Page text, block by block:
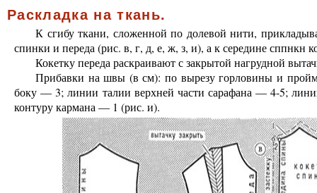
Раскладка на ткань.
К сгибу ткани, сложенной по долевой нити,
спинки и переда (рис. в, г, д, е, ж, з, и), а к середине сппнкн
Кокетку переда раскраивают с закрытой нагрудной
Прибавки на швы (в см): по вырезу горловины и
боку — 3; линии талии верхней части сарафана — 4-5;
контуру кармана — 1 (рис. и).